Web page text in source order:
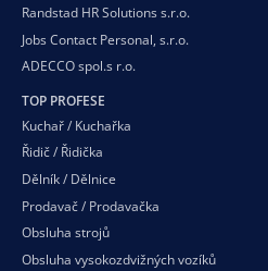
Randstad HR Solutions s.r.o.
Jobs Contact Personal, s.r.o.
ADECCO spol.s r.o.
TOP PROFESE
Kuchař / Kuchařka
Řidič / Řidička
Dělník / Dělnice
Prodavač / Prodavačka
Obsluha strojů
Obsluha vysokozdvižných vozíků